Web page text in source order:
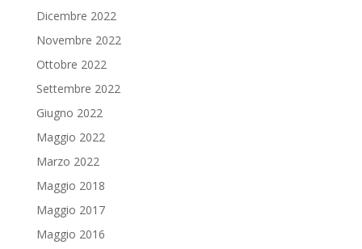
Dicembre 2022
Novembre 2022
Ottobre 2022
Settembre 2022
Giugno 2022
Maggio 2022
Marzo 2022
Maggio 2018
Maggio 2017
Maggio 2016